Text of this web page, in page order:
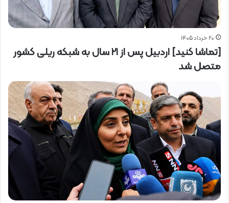
۲۰ خرداد ۱۴۰۵
[تماشا کنید] اردبیل پس از ۲۱ سال به شبکه ریلی کشور
متصل شد